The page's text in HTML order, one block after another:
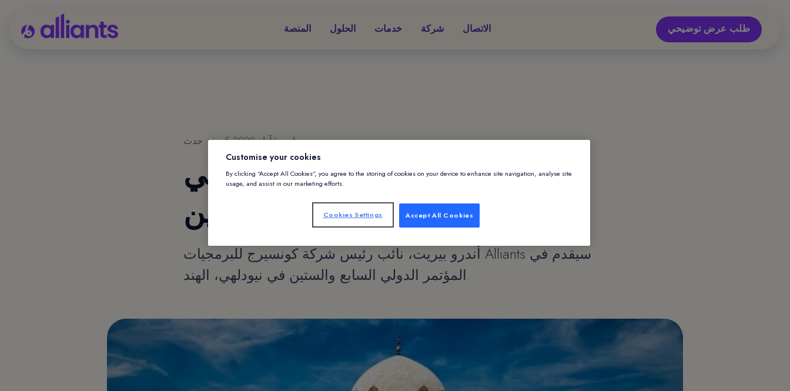
المنصة الحلول خدمات شركة الاتصال طلب عرض توضيحي
حدث | 5 مارس/آذار 2020
الرعاة البلاتينيين للمؤتمر الدولي
السابع والستين
أندرو بيريت، نائب رئيس شركة كونسيرج للبرمجيات Alliants سيقدم في
المؤتمر الدولي السابع والستين في نيودلهي، الهند.
Customise your cookies
By clicking “Accept All Cookies”, you agree to the storing of cookies on your device to enhance site navigation, analyse site
usage, and assist in our marketing efforts.
Accept All Cookies
Cookies Settings